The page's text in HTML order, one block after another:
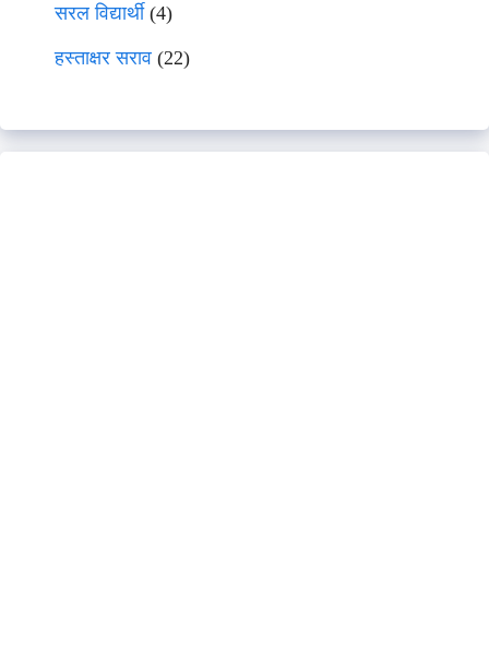
सरल विद्यार्थी(4)
हस्ताक्षर सराव (22)